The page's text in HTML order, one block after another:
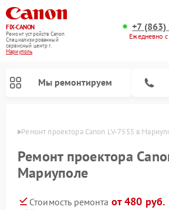
FIX-CANON
Ремонт устройств Canon
Специализированный
cервисный центр г.
Мариуполь
+7
Ежедневно
Мы ремонтируем
Ремонт проектора Canon LV-7555 в
Ремонт проектора
Мариуполе
Стоимость ремонта от 480 руб.